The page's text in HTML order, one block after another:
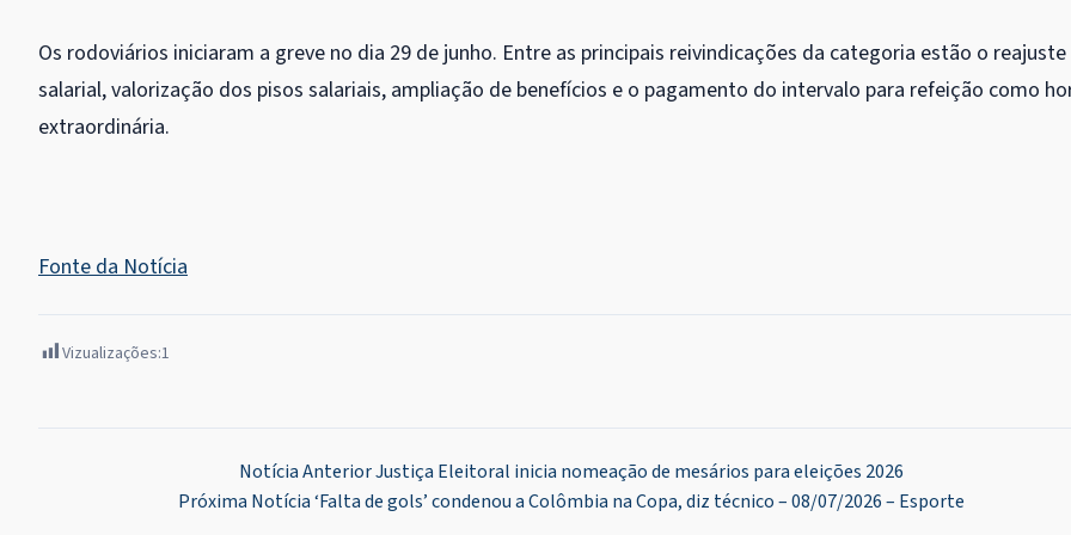
Os rodoviários iniciaram a greve no dia 29 de junho. Entre as principais reivindicações da categoria estão o reajuste
salarial, valorização dos pisos salariais, ampliação de benefícios e o pagamento do intervalo para refeição como
extraordinária.
Fonte da Notícia
Vizualizações:1
Notícia AnteriorJustiça Eleitoral inicia nomeação de mesários para eleições 2026
Próxima Notícia‘Falta de gols’ condenou a Colômbia na Copa, diz técnico – 08/07/2026 – Esporte